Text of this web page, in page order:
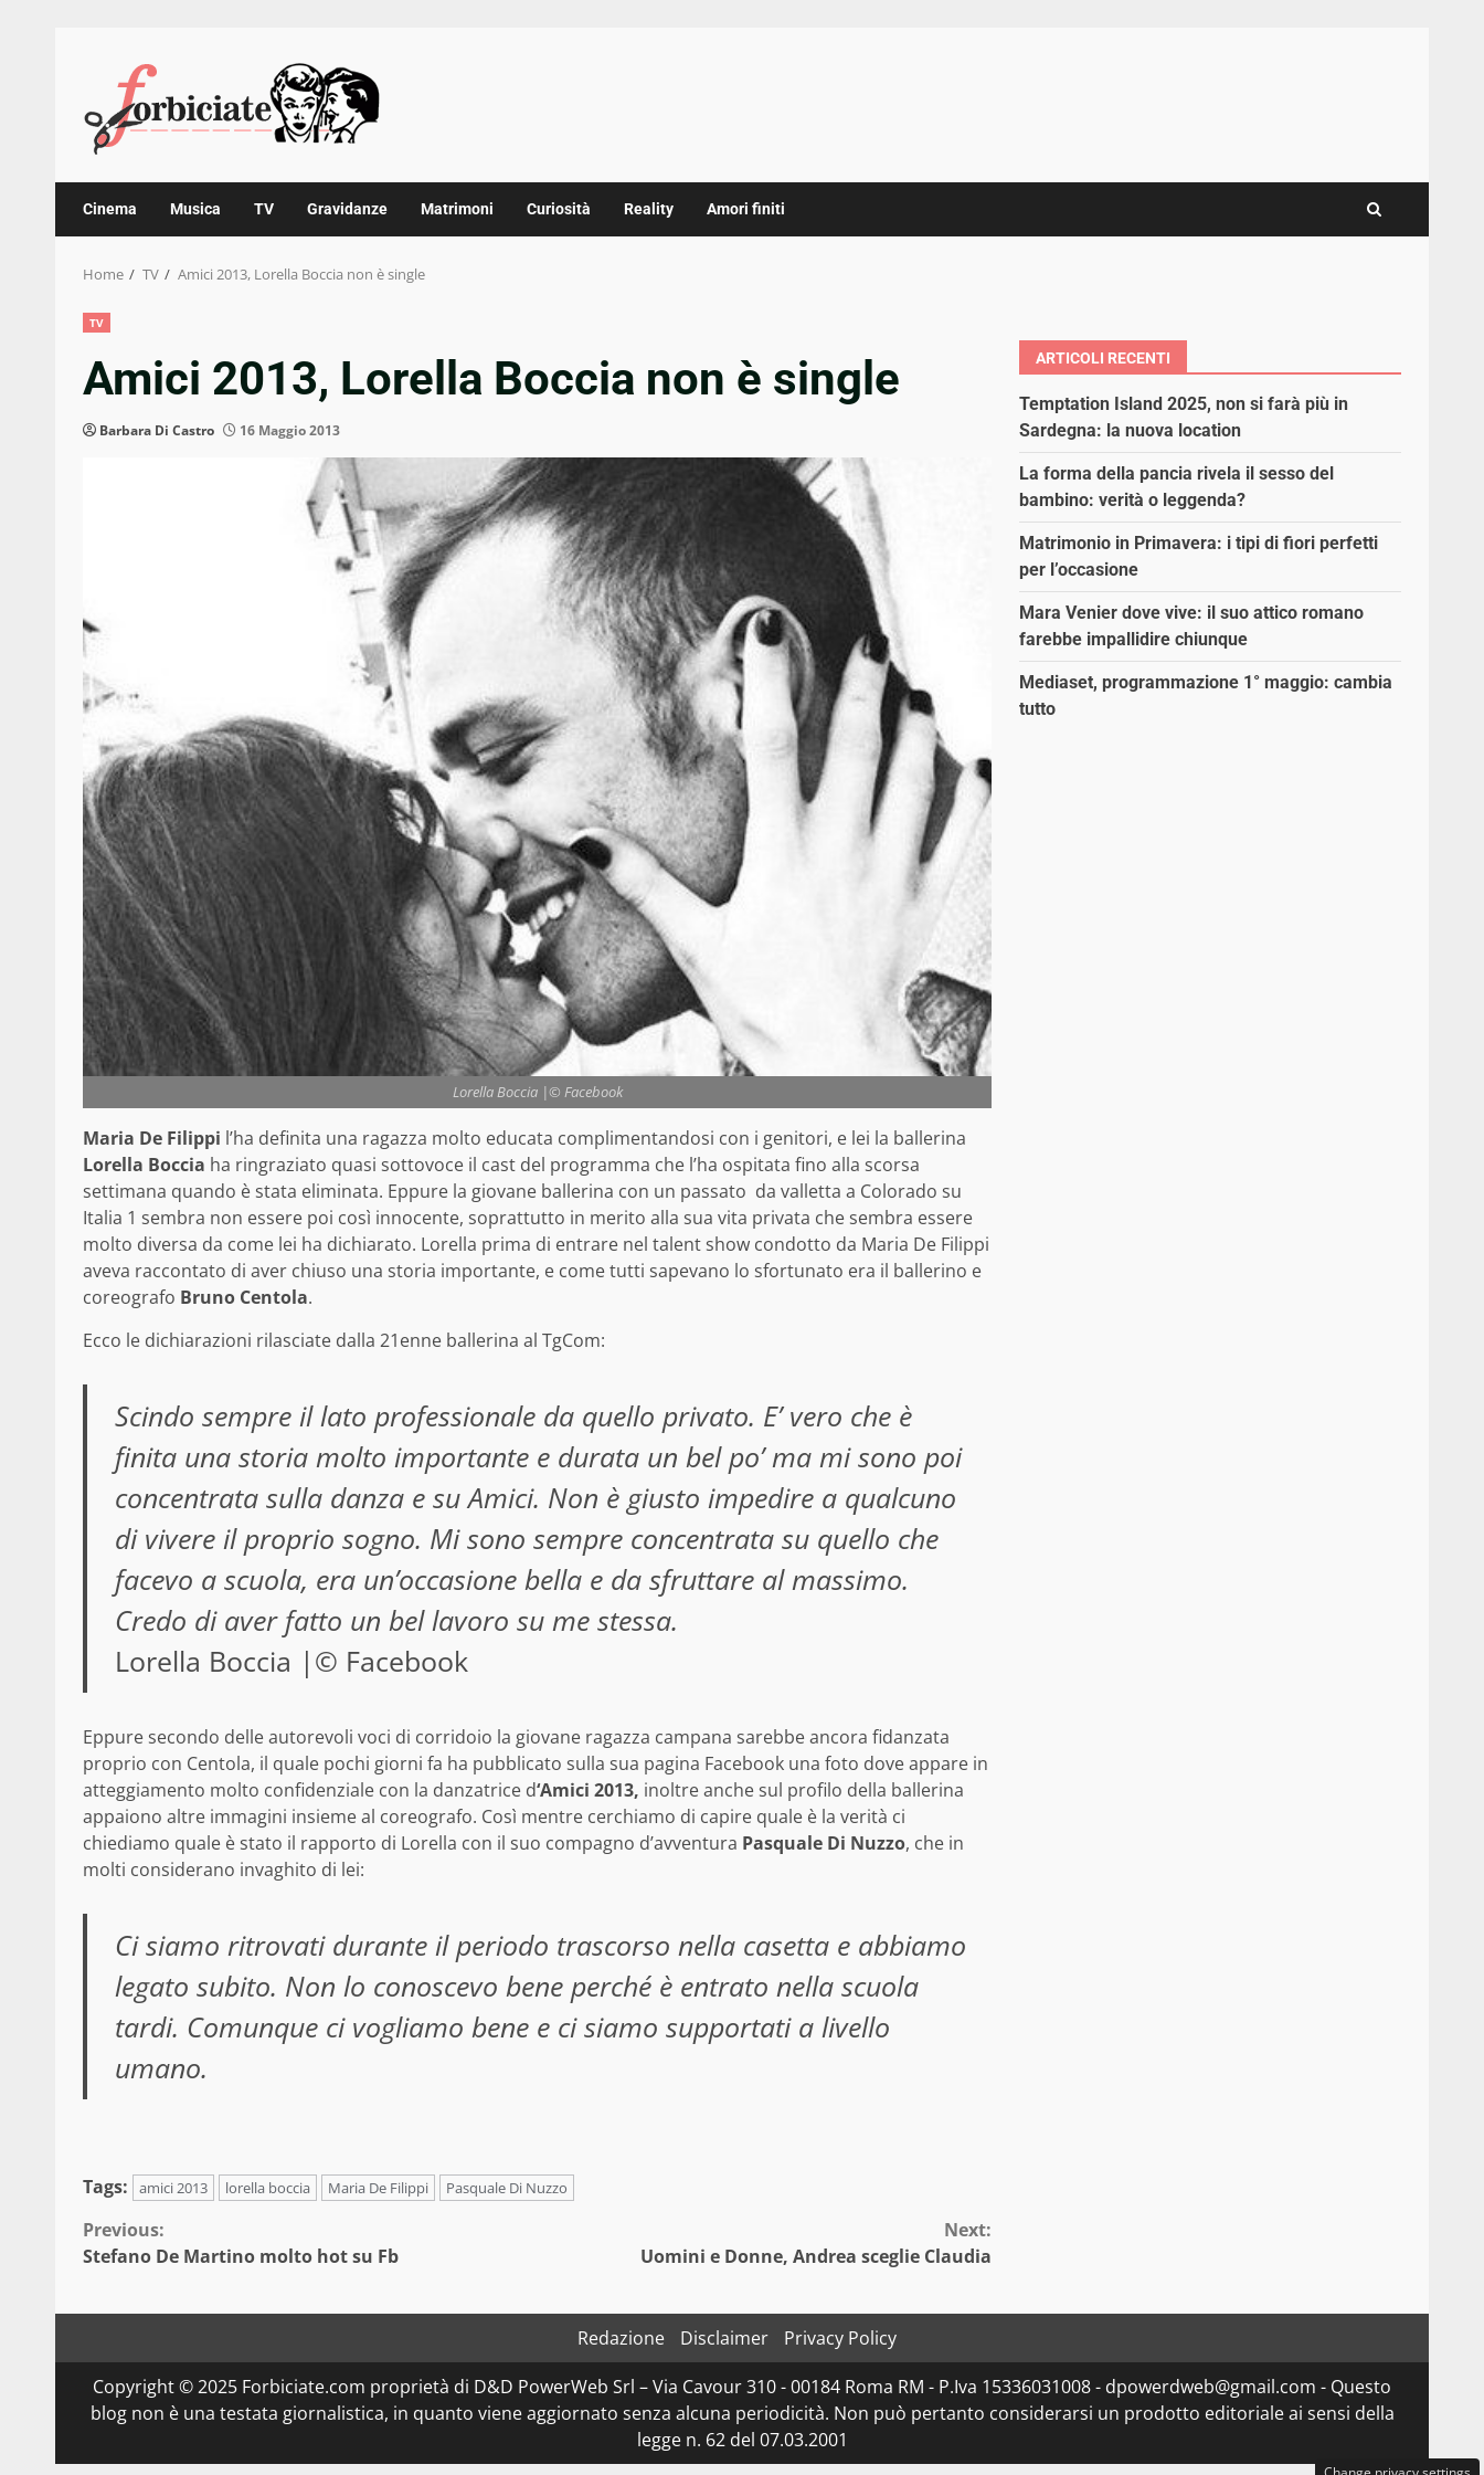
content
Cinema Musica TV Gravidanze Matrimoni Curiosità Reality Amori finiti
Home TV Amici 2013, Lorella Boccia non è single
TV
Amici 2013, Lorella Boccia non è single
Barbara Di Castro 16 Maggio 2013
Lorella Boccia |© Facebook
Maria De Filippi l’ha definita una ragazza molto educata complimentandosi con i genitori, e lei la ballerina
Lorella Boccia ha ringraziato quasi sottovoce il cast del programma che l’ha ospitata fino alla scorsa
settimana quando è stata eliminata. Eppure la giovane ballerina con un passato da valletta a Colorado su
Italia 1 sembra non essere poi così innocente, soprattutto in merito alla sua vita privata che sembra essere
molto diversa da come lei ha dichiarato. Lorella prima di entrare nel talent show condotto da Maria De Filippi
aveva raccontato di aver chiuso una storia importante, e come tutti sapevano lo sfortunato era il ballerino e
coreografo Bruno Centola.
Ecco le dichiarazioni rilasciate dalla 21enne ballerina al TgCom:
Scindo sempre il lato professionale da quello privato. E’ vero che è
finita una storia molto importante e durata un bel po’ ma mi sono poi
concentrata sulla danza e su Amici. Non è giusto impedire a qualcuno
di vivere il proprio sogno. Mi sono sempre concentrata su quello che
facevo a scuola, era un’occasione bella e da sfruttare al massimo.
Credo di aver fatto un bel lavoro su me stessa.
Lorella Boccia |© Facebook
Eppure secondo delle autorevoli voci di corridoio la giovane ragazza campana sarebbe ancora fidanzata
proprio con Centola, il quale pochi giorni fa ha pubblicato sulla sua pagina Facebook una foto dove appare in
atteggiamento molto confidenziale con la danzatrice d‘Amici 2013, inoltre anche sul profilo della ballerina
appaiono altre immagini insieme al coreografo. Così mentre cerchiamo di capire quale è la verità ci
chiediamo quale è stato il rapporto di Lorella con il suo compagno d’avventura Pasquale Di Nuzzo, che in
molti considerano invaghito di lei:
Ci siamo ritrovati durante il periodo trascorso nella casetta e abbiamo
legato subito. Non lo conoscevo bene perché è entrato nella scuola
tardi. Comunque ci vogliamo bene e ci siamo supportati a livello
umano.
Tags: amici 2013 lorella boccia Maria De Filippi Pasquale Di Nuzzo
Continue
Previous:
Stefano De Martino molto hot su Fb
Next:
Uomini e Donne, Andrea sceglie Claudia
ARTICOLI RECENTI
Temptation Island 2025, non si farà più in
Sardegna: la nuova location
La forma della pancia rivela il sesso del
bambino: verità o leggenda?
Matrimonio in Primavera: i tipi di fiori perfetti
per l’occasione
Mara Venier dove vive: il suo attico romano
farebbe impallidire chiunque
Mediaset, programmazione 1° maggio: cambia
tutto
Redazione Disclaimer
Privacy Policy
Copyright © 2025 Forbiciate.com proprietà di D&D PowerWeb Srl – Via Cavour 310 - 00184 Roma RM - P.Iva 15336031008 - dpowerdweb@gmail.com - Questo
blog non è una testata giornalistica, in quanto viene aggiornato senza alcuna periodicità. Non può pertanto considerarsi un prodotto editoriale ai sensi della
legge n. 62 del 07.03.2001